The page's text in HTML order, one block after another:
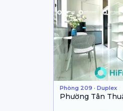
Phòng 209 · Duplex
Phường Tân